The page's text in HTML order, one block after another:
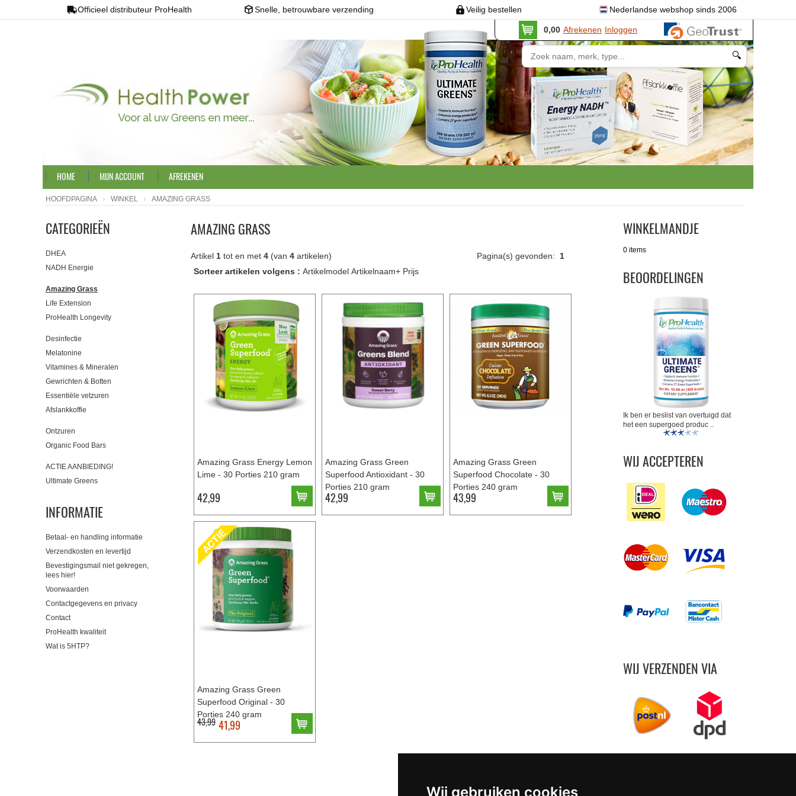
Wij gebruiken cookies
Officieel distributeur ProHealth Snelle, betrouwbare verzending Veilig bestellen Nederlandse webshop sinds 2006
0,00 Afrekenen Inloggen
🔍
HOME MIJN ACCOUNT AFREKENEN
HOOFDPAGINA WINKEL AMAZING GRASS
CATEGORIEËN
DHEA
NADH Energie
Amazing Grass
Life Extension
ProHealth Longevity
Desinfectie
Melatonine
Vitamines & Mineralen
Gewrichten & Botten
Essentiële vetzuren
Afslankkoffie
Ontzuren
Organic Food Bars
ACTIE AANBIEDING!
Ultimate Greens
INFORMATIE
Betaal- en handling informatie
Verzendkosten en levertijd
Bevestigingsmail niet gekregen,
lees hier!
Voorwaarden
Contactgegevens en privacy
Contact
ProHealth kwaliteit
Wat is 5HTP?
AMAZING GRASS
Pagina(s) gevonden: 1
Artikel 1 tot en met 4 (van 4 artikelen)
Sorteer artikelen volgens : Artikelmodel Artikelnaam+ Prijs
Amazing Grass Energy Lemon
Lime - 30 Porties 210 gram
42,99
Amazing Grass Green
Superfood Antioxidant - 30
Porties 210 gram
42,99
Amazing Grass Green
Superfood Chocolate - 30
Porties 240 gram
43,99
Amazing Grass Green
Superfood Original - 30
Porties 240 gram
43,99 41,99
WINKELMANDJE
0 items
BEOORDELINGEN
Ik ben er beslist van overtuigd dat
het een supergoed produc ..
WIJ ACCEPTEREN
WIJ VERZENDEN VIA